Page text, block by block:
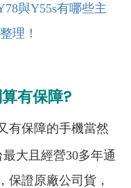
與Y55s有哪些主
理！
有保障?
有保障的手機當然
最大且經營30多年通
保證原廠公司貨，